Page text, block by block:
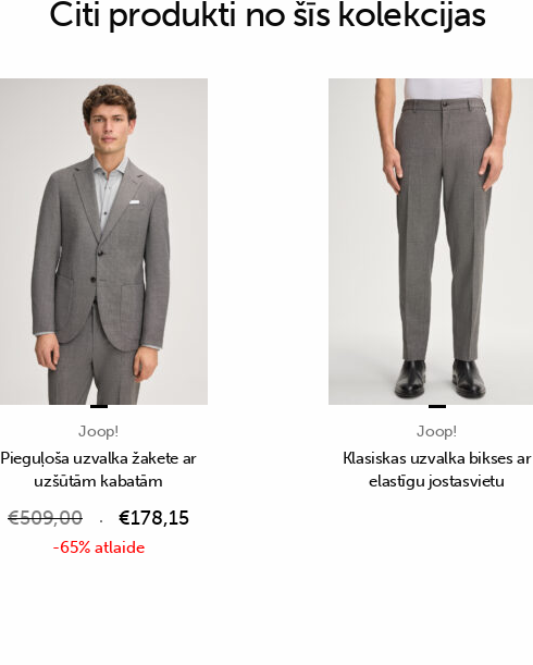
Citi produkti no šīs kolekcijas
Joop!
Pieguļoša uzvalka žakete ar
uzšūtām kabatām
€509,00 €178,15
-65% atlaide
Joop!
Klasiskas uzvalka bikses ar
elastīgu jostasvietu